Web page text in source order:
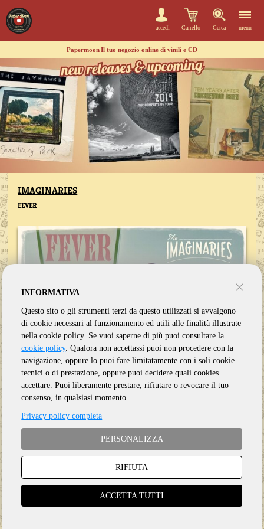
accedi Carrello Cerca menu
PapermoonIl tuo negozio online di vinili e CD
IMAGINARIES
FEVER
Anno:2025
INFORMATIVA
Questo sito o gli strumenti terzi da questo utilizzati si avvalgono
di cookie necessari al funzionamento ed utili alle finalità illustrate
nella cookie policy. Se vuoi saperne di più puoi consultare la
cookie policy. Qualora non accettassi puoi non procedere con la
navigazione, oppure lo puoi fare limitatamente con i soli cookie
tecnici o di prestazione, oppure puoi decidere quali cookies
accettare. Puoi liberamente prestare, rifiutare o revocare il tuo
consenso, in qualsiasi momento.
Privacy policy completa
PERSONALIZZA
RIFIUTA
ACCETTA TUTTI